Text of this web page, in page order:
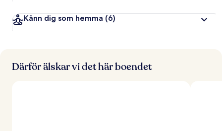
Känn dig som hemma (6)
Därför älskar vi det här boendet